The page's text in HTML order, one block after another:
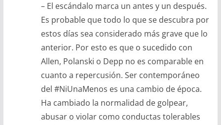
– El escándalo marca un antes y un después.
Es probable que todo lo que se descubra por
estos días sea considerado más grave que lo
anterior. Por esto es que o sucedido con
Allen, Polanski o Depp no es comparable en
cuanto a repercusión. Ser contemporáneo
del #NiUnaMenos es una cambio de época.
Ha cambiado la normalidad de golpear,
abusar o violar como conductas tolerables